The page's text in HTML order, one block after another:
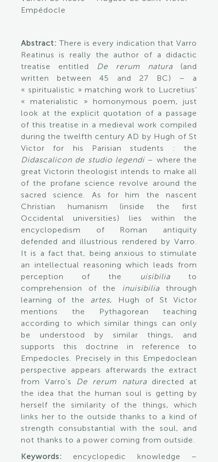
Empédocle
Abstract:There is every indication that Varro
Reatinus is really the author of a didactic
treatise entitled De rerum natura (and
written between 45 and 27 BC) – a
« spiritualistic » matching work to Lucretius’
« materialistic » homonymous poem, just
look at the explicit quotation of a passage
of this treatise in a medieval work compiled
during the twelfth century AD by Hugh of St
Victor for his Parisian students : the
Didascalicon de studio legendi – where the
great Victorin theologist intends to make all
of the profane science revolve around the
sacred science. As for him the nascent
Christian humanism (inside the first
Occidental universities) lies within the
encyclopedism of Roman antiquity
defended and illustrious rendered by Varro.
It is a fact that, being anxious to stimulate
an intellectual reasoning which leads from
perception of the uisibiliato
comprehension of the inuisibiliathrough
learning of the artes, Hugh of St Victor
mentions the Pythagorean teaching
according to which similar things can only
be understood by similar things, and
supports this doctrine in reference to
Empedocles. Precisely in this Empedoclean
perspective appears afterwards the extract
from Varro’s De rerum naturadirected at
the idea that the human soul is getting by
herself the similarity of the things, which
links her to the outside thanks to a kind of
strength consubstantial with the soul, and
not thanks to a power coming from outside.
Keywords: encyclopedic knowledge –